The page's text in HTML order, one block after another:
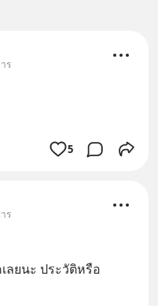
ร
5
ร
ลยนะ ประวัติหรือ